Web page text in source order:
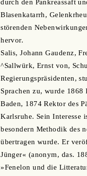
durch den Pankreassaft
Blasenkatarrh,
störenden
hervor.
Salis, Johann Gaudenz,
^Sallwürk, Ernst von,
Regierungspräsidenten,
Sprachen zu, wurde
Baden, 1874 Rektor des
Karlsruhe. Sein Interesse
besondern Methodik des
übertragen wurde. Er
Jünger« (anonym, das.
»Fenelon und die